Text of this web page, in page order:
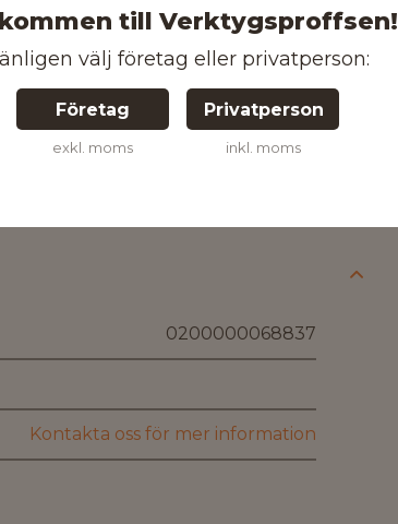
till Verktygsproffsen!
välj företag eller privatperson:
Företag
exkl. moms
Privatperson
inkl. moms
3/8
210 mm
0200000068837
Kontakta oss för mer information